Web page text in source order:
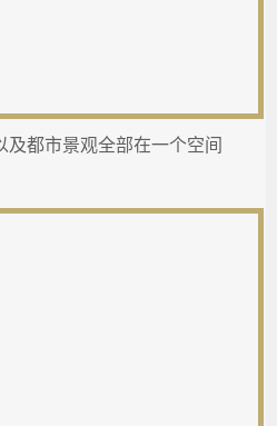
都市景观全部在一个空间